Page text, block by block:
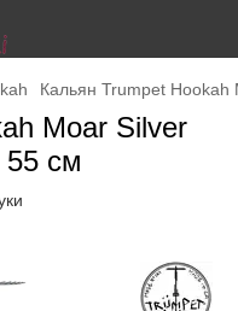
Кальян Trumpet Hookah
Moar Silver
55 см